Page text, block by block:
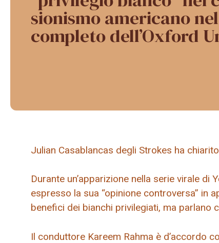
sionismo americano
completo dell’Oxford
Julian Casablancas degli Strokes ha
Durante un’apparizione nella serie virale di
espresso la sua “opinione controversa” in
benefici dei bianchi privilegiati, ma parlano
Il conduttore Kareem Rahma è d’accordo